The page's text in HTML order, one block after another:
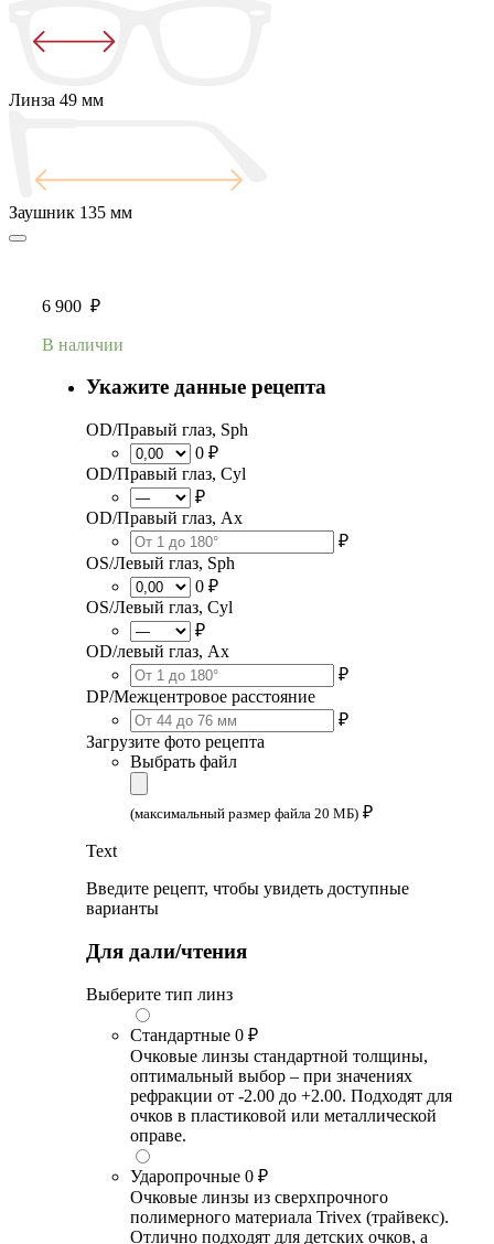
Линза 49 мм
Заушник 135 мм
6 900 ₽
В наличии
Укажите данные рецепта
OD/Правый глаз, Sph
0 ₽
OD/Правый глаз, Cyl
₽
OD/Правый глаз, Ax
₽
OS/Левый глаз, Sph
0 ₽
OS/Левый глаз, Cyl
₽
OD/левый глаз, Ax
₽
DP/Межцентровое расстояние
₽
Загрузите фото рецепта
Выбрать файл
(максимальный размер файла 20 МБ) ₽
Text
Введите рецепт, чтобы увидеть доступные
варианты
Для дали/чтения
Выберите тип линз
Стандартные 0 ₽
Очковые линзы стандартной толщины,
оптимальный выбор – при значениях
рефракции от -2.00 до +2.00. Подходят для
очков в пластиковой или металлической
оправе.
Ударопрочные 0 ₽
Очковые линзы из сверхпрочного
полимерного материала Trivex (трайвекс).
Отлично подходят для детских очков, а